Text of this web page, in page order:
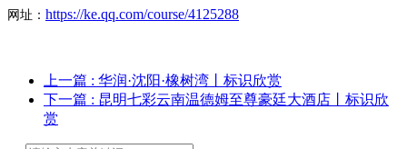
网址： https://ke.qq.com/course/4125288
上一篇 : 华润·沈阳·橡树湾丨标识欣赏
下一篇 : 昆明七彩云南温德姆至尊豪廷大酒店丨标识欣
赏